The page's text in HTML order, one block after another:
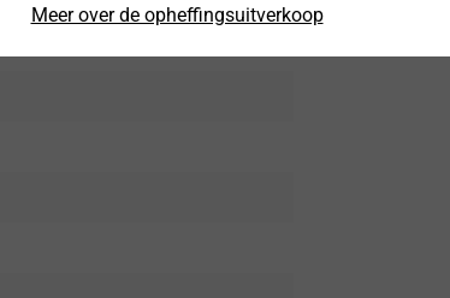
Meer over de opheffingsuitverkoop